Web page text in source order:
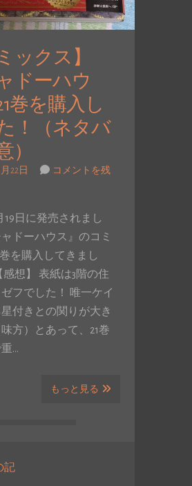
ックス】
ドーハウ
巻を購入し
！（ネタバ
）
22日
コメントを残
19日に発売されまし
ドーハウス』のコミ
を購入してきまし
感想】 表紙は3階の住
フでした！ 唯一ケイ
星付きとの関りが大き
方）とあって、21巻
…
もっと見る
記